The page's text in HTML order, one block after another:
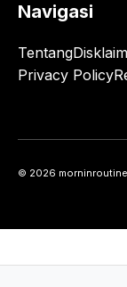
Navigasi
Tentang
Privacy Policy
© 2026